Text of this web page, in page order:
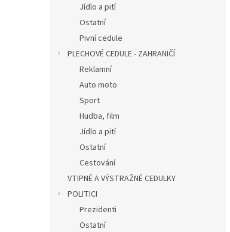
Jídlo a pití
Ostatní
Pivní cedule
PLECHOVÉ CEDULE - ZAHRANIČÍ
Reklamní
Auto moto
Sport
Hudba, film
Jídlo a pití
Ostatní
Cestování
VTIPNÉ A VÝSTRAŽNÉ CEDULKY
POLITICI
Prezidenti
Ostatní